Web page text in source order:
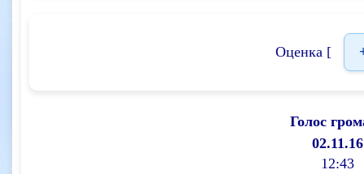
Оценка [
Голос
02.11.16
12:43